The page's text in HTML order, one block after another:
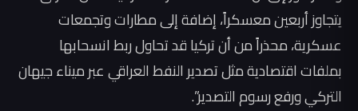
يتجاوز أربعين معسكراً، إضافة إلى مطارات وتجمعات
عسكرية، محذراً من أن تركيا قد تحاول ربط انسحابها
بملفات اقتصادية مثل تصدير النفط العراقي عبر ميناء جيهان
التركي ورفع رسوم التصدير”.